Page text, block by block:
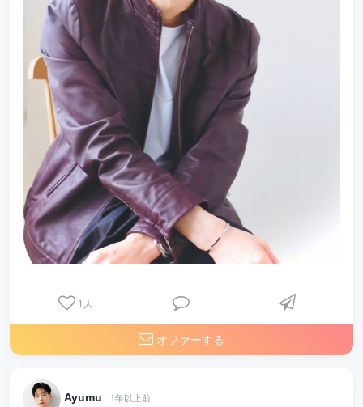
1 人
オファーする
Ayumu 1年以上前